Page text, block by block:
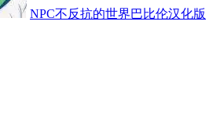
NPC不反抗的世界巴比伦汉化版